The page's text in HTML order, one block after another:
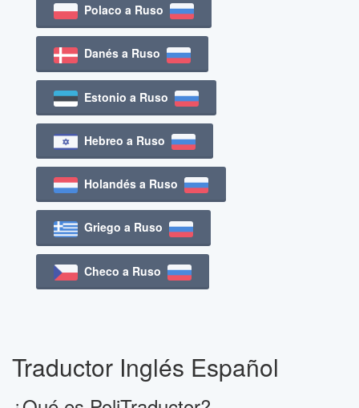
Polaco a Ruso
Danés a Ruso
Estonio a Ruso
Hebreo a Ruso
Holandés a Ruso
Griego a Ruso
Checo a Ruso
Traductor Inglés Español